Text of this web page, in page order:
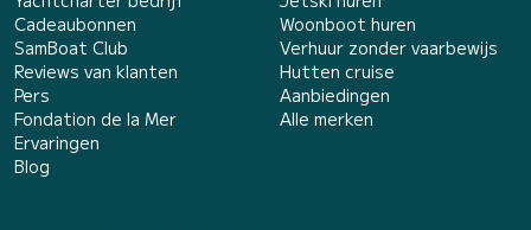
Cadeaubonnen
SamBoat Club
Reviews van klanten
Pers
Fondation de la Mer
Ervaringen
Blog
Woonboot huren
Verhuur zonder vaarbewijs
Hutten cruise
Aanbiedingen
Alle merken